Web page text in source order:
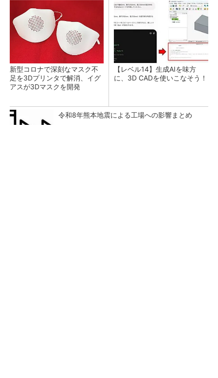
新型コロナで深刻なマスク不
足を3Dプリンタで解消、イグ
アスが3Dマスクを開発
【レベル14】生成AIを味方
に、3D CADを使いこなそう！
令和8年熊本地震による工場への影響まとめ